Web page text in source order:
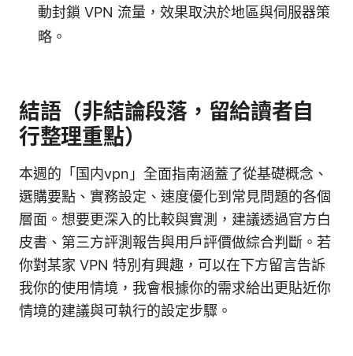
動封鎖 VPN 流量，效果取決於地區與伺服器策
略。
結語（非結論段落，留給讀者自
行整理重點）
本週的「国内vpn」全面指南涵蓋了從基礎概念、
選購要點、實務設定、速度優化到常見問題的各個
層面。想要更深入的比較與實測，建議透過官方白
皮書、第三方評測報告與用戶評價做綜合判斷。若
你對某家 VPN 特別有興趣，可以在下方留言告訴
我你的使用情境，我會根據你的需求給出更貼近你
情境的建議與可執行的設定步驟。